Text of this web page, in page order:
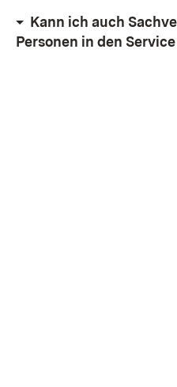
Kann ich auch
Personen in den